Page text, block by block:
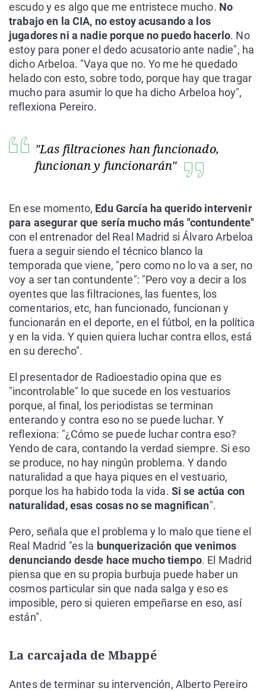
escudo y es algo que me entristece mucho. No
trabajo en la CIA, no estoy acusando a los
jugadores ni a nadie porque no puedo hacerlo. No
estoy para poner el dedo acusatorio ante nadie", ha
dicho Arbeloa. "Vaya que no. Yo me he quedado
helado con esto, sobre todo, porque hay que tragar
mucho para asumir lo que ha dicho Arbeloa hoy",
reflexiona Pereiro.
"Las filtraciones han funcionado,
funcionan y funcionarán"
En ese momento, Edu García ha querido intervenir
para asegurar que sería mucho más "contundente"
con el entrenador del Real Madrid si Álvaro Arbeloa
fuera a seguir siendo el técnico blanco la
temporada que viene, "pero como no lo va a ser, no
voy a ser tan contundente": "Pero voy a decir a los
oyentes que las filtraciones, las fuentes, los
comentarios, etc, han funcionado, funcionan y
funcionarán en el deporte, en el fútbol, en la política
y en la vida. Y quien quiera luchar contra ellos, está
en su derecho".
El presentador de Radioestadio opina que es
"incontrolable" lo que sucede en los vestuarios
porque, al final, los periodistas se terminan
enterando y contra eso no se puede luchar. Y
reflexiona: "¿Cómo se puede luchar contra eso?
Yendo de cara, contando la verdad siempre. Si eso
se produce, no hay ningún problema. Y dando
naturalidad a que haya piques en el vestuario,
porque los ha habido toda la vida. Si se actúa con
naturalidad, esas cosas no se magnifican".
Pero, señala que el problema y lo malo que tiene el
Real Madrid "es la bunquerización que venimos
denunciando desde hace mucho tiempo. El Madrid
piensa que en su propia burbuja puede haber un
cosmos particular sin que nada salga y eso es
imposible, pero si quieren empeñarse en eso, así
están".
La carcajada de Mbappé
Antes de terminar su intervención, Alberto Pereiro